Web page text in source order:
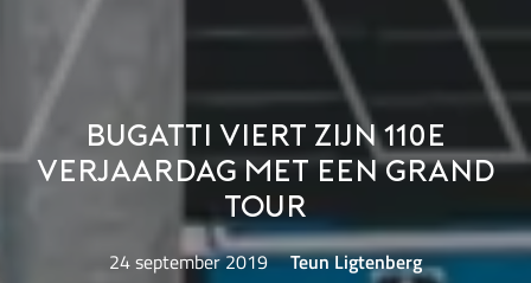
Bugatti viert zijn 110e
verjaardag met een Grand
Tour
24 september 2019 Teun Ligtenberg